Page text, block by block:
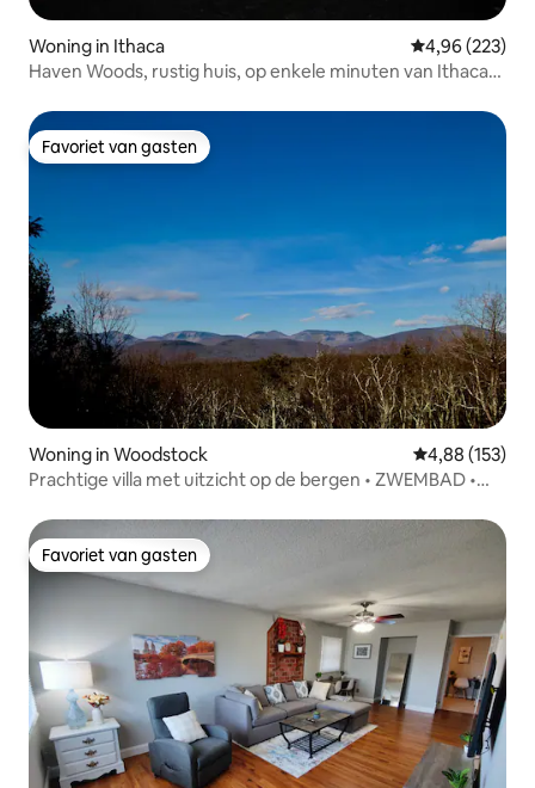
Woning in Ithaca Gemiddelde
4,96 (223)
Haven Woods, rustig huis, op enkele minuten van Ithaca
Favoriet van gasten
Favoriet van gasten
Woning in Woodstock Gemiddelde
4,88 (153)
Prachtige villa met uitzicht op de bergen • ZWEMBAD •
Favoriet van gasten
Favoriet van gasten